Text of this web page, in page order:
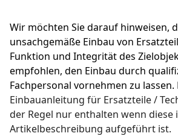
Wir möchten Sie darauf hinweisen,
unsachgemäße Einbau von
Funktion und Integrität des
empfohlen, den Einbau durch
Fachpersonal vornehmen zu lassen.
Einbauanleitung für Ersatzteile /
der Regel nur enthalten wenn diese
Artikelbeschreibung aufgeführt ist.